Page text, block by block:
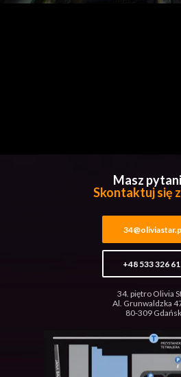
Masz
Skontaktuj się
+48 533 326
34. piętro Olivia
Al. Grunwaldzka
80-309 Gdańsk